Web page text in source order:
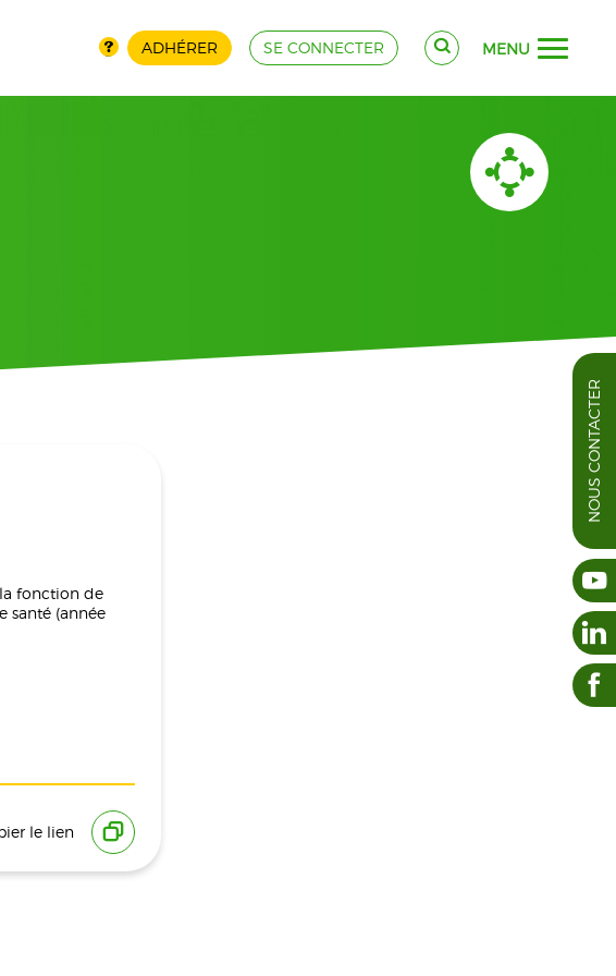
ADHÉRER SE CONNECTER MENU
fonction de
santé (année
le lien
NOUS CONTACTER